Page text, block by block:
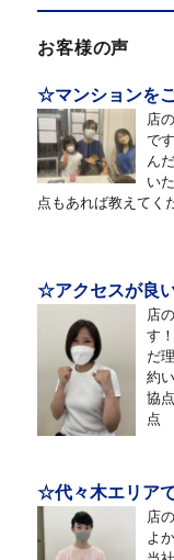
お客様の声
☆マンションを
店
で
ん
い
点もあれば教えて
☆アクセスが良
店
す
だ
約
協
点
☆代々木エリア
店
よ